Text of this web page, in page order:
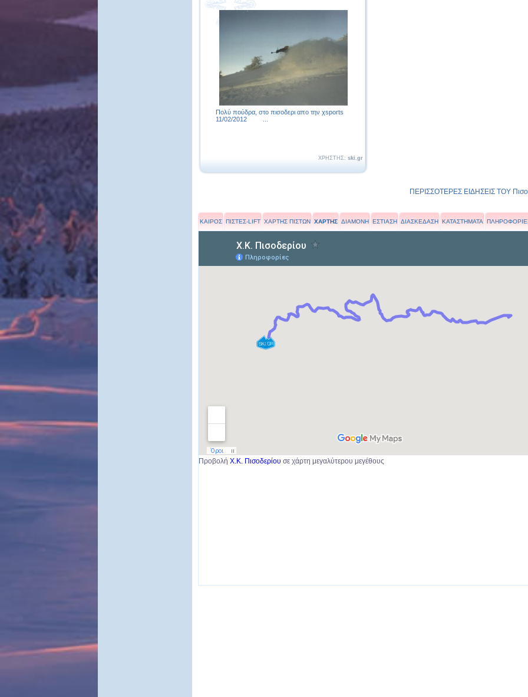
Πολύ πούδρα, στο πισοδερι απο την χsports
11/02/2012 ...
ΧΡΗΣΤΗΣ: ski.gr
ΠΕΡΙΣΣΟΤΕΡΕΣ ΕΙΔΗΣΕΙΣ ΤΟΥ
ΚΑΙΡΟΣ ΠΙΣΤΕΣ-LIFT ΧΑΡΤΗΣ ΠΙΣΤΩΝ ΧΑΡΤΗΣ ΔΙΑΜΟΝΗ ΕΣΤΙΑΣΗ ΔΙΑΣΚΕΔΑΣΗ ΚΑΤΑΣΤΗΜΑΤΑ
Προβολή Χ.Κ. Πισοδερίου σε χάρτη μεγαλύτερου μεγέθους